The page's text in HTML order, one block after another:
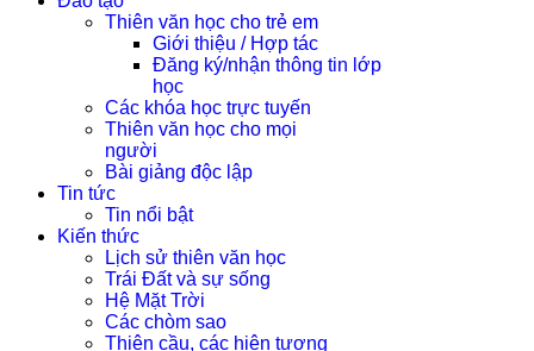
Thiên văn học cho trẻ em
Giới thiệu / Hợp tác
Đăng ký/nhận thông tin lớp
học
Các khóa học trực tuyến
Thiên văn học cho mọi
người
Bài giảng độc lập
Tin tức
Tin nổi bật
Kiến thức
Lịch sử thiên văn học
Trái Đất và sự sống
Hệ Mặt Trời
Các chòm sao
Thiên cầu, các hiện tượng